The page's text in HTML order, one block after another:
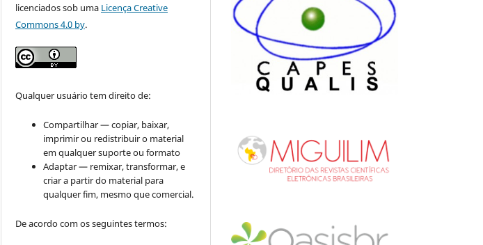
licenciados sob uma Licença Creative
Commons 4.0 by.
Qualquer usuário tem direito de:
Compartilhar — copiar, baixar,
imprimir ou redistribuir o material
em qualquer suporte ou formato
Adaptar — remixar, transformar, e
criar a partir do material para
qualquer fim, mesmo que comercial.
De acordo com os seguintes termos: